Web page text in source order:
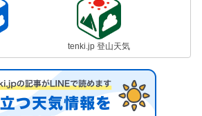
tenki.jp 登山天気